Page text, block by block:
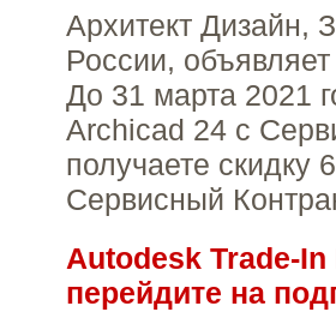
Архитект Дизайн,
России,
До 31 марта 2021
Archicad 24 с
получаете скидку
Сервисный
Autodesk Trade-
перейдите на